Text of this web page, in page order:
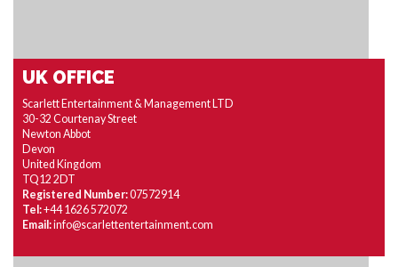
UK OFFICE
Scarlett Entertainment & Management LTD
30-32 Courtenay Street
Newton Abbot
Devon
United Kingdom
TQ12 2DT
Registered Number:07572914
Tel:+44 1626 572072
Email:info@scarlettentertainment.com